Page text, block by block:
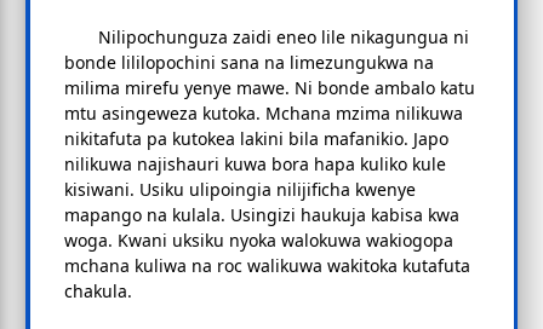
Nilipochunguza zaidi eneo lile nikagungua ni
bonde lililopochini sana na limezungukwa na
milima mirefu yenye mawe. Ni bonde ambalo katu
mtu asingeweza kutoka. Mchana mzima nilikuwa
nikitafuta pa kutokea lakini bila mafanikio. Japo
nilikuwa najishauri kuwa bora hapa kuliko kule
kisiwani. Usiku ulipoingia nilijificha kwenye
mapango na kulala. Usingizi haukuja kabisa kwa
woga. Kwani uksiku nyoka walokuwa wakiogopa
mchana kuliwa na roc walikuwa wakitoka kutafuta
chakula.